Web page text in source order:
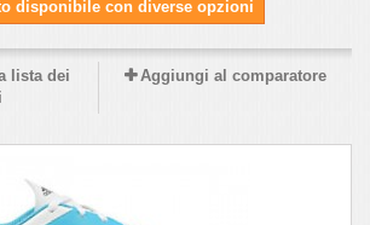
disponibile con diverse opzioni
lista dei
Aggiungi al comparatore